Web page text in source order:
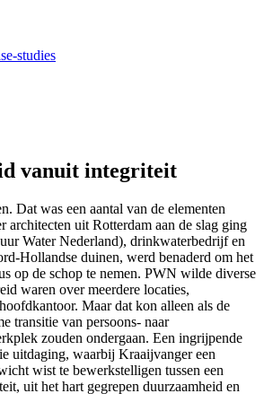
studies
vanuit integriteit
Dat was een aantal van de elementen
architecten uit Rotterdam aan de slag ging
Water Nederland), drinkwaterbedrijf en
Hollandse duinen, werd benaderd om het
op de schop te nemen. PWN wilde diverse
waren over meerdere locaties,
Maar dat kon alleen als de
transitie van persoons- naar
zouden ondergaan. Een ingrijpende
uitdaging, waarbij Kraaijvanger een
wist te bewerkstelligen tussen een
uit het hart gegrepen duurzaamheid en